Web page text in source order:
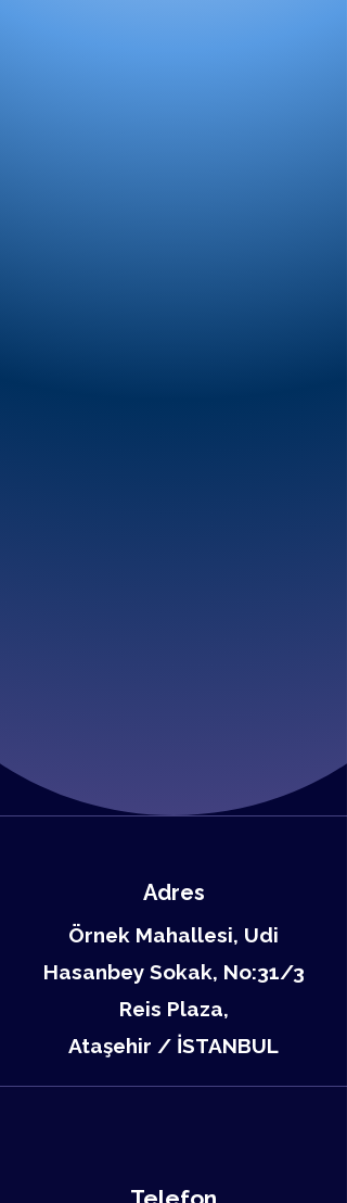
Adres
Örnek Mahallesi, Udi
Hasanbey Sokak, No:31/3
Reis Plaza,
Ataşehir / İSTANBUL